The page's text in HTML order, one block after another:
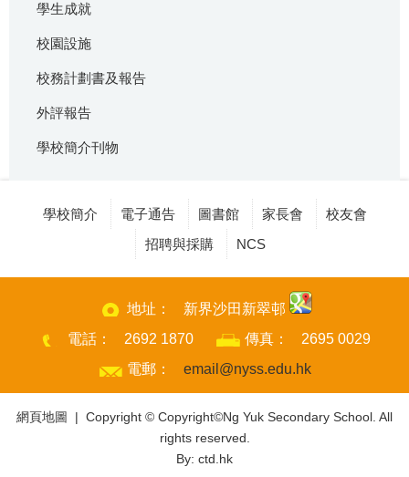
學生成就
校園設施
校務計劃書及報告
外評報告
學校簡介刊物
學校簡介 電子通告 圖書館 家長會
校友會
招聘與採購
NCS
地址：
新界沙田新翠邨
電話：
2692 1870 傳真：
2695 0029
電郵：
email@nyss.edu.hk
網頁地圖
| Copyright © Copyright©Ng Yuk Secondary School. All
rights reserved.
By: ctd.hk